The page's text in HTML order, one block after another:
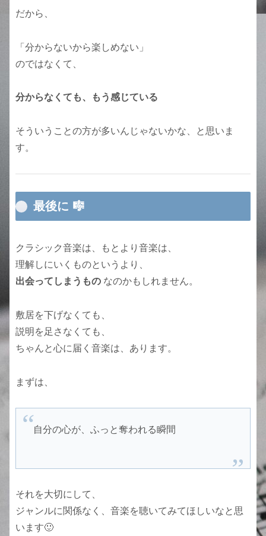
だから、
「分からないから楽しめない」
のではなくて、
分からなくても、もう感じている
そういうことの方が多いんじゃないかな、と思いま
す。
最後に 🎼
クラシック音楽は、もとより音楽は、
理解しにいくものというより、
出会ってしまうもの なのかもしれません。
敷居を下げなくても、
説明を足さなくても、
ちゃんと心に届く音楽は、あります。
まずは、
自分の心が、ふっと奪われる瞬間
それを大切にして、
ジャンルに関係なく、音楽を聴いてみてほしいなと思
います🙂